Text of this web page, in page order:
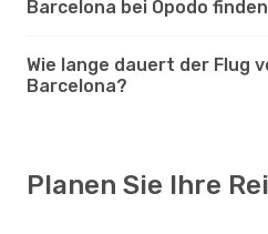
Barcelona bei Opodo
Wie lange dauert der Flug
Barcelona?
Planen Sie Ihre